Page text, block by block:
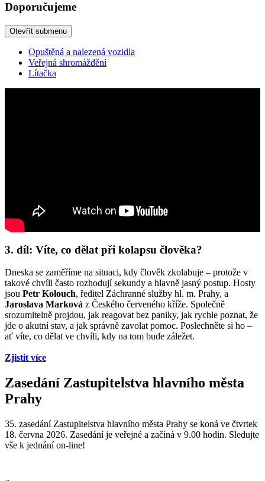
Doporučujeme
Otevřít submenu
Opuštěná a nalezená vozidla
Veřejná shromáždění
Lítačka
3. díl: Víte, co dělat při kolapsu člověka?
Dneska se zaměříme na situaci, kdy člověk zkolabuje – protože v
takové chvíli často rozhodují sekundy a hlavně jasný postup. Hosty
jsou Petr Kolouch, ředitel Záchranné služby hl. m. Prahy, a
Jaroslava Marková z Českého červeného kříže. Společně
srozumitelně projdou, jak reagovat bez paniky, jak rychle poznat, že
jde o akutní stav, a jak správně zavolat pomoc. Poslechněte si ho –
ať víte, co dělat ve chvíli, kdy na tom bude záležet.
Zjistit více
Zasedání Zastupitelstva hlavního města
Prahy
35. zasedání Zastupitelstva hlavního města Prahy se koná ve čtvrtek
18. června 2026. Zasedání je veřejné a začíná v 9.00 hodin. Sledujte
vše k jednání on-line!